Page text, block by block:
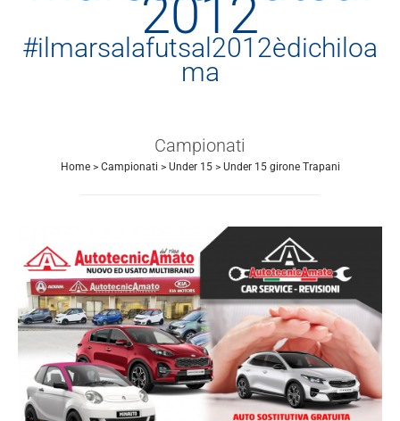
2012
#ilmarsalafutsal2012èdichiloa
ma
Campionati
Home> Campionati > Under 15> Under 15 girone Trapani